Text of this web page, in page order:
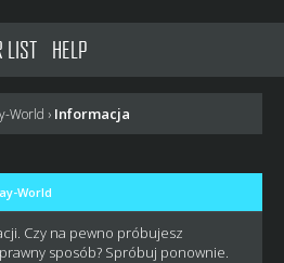
LIST HELP
World › Informacja
World
Czy na pewno próbujesz
sposób? Spróbuj ponownie.